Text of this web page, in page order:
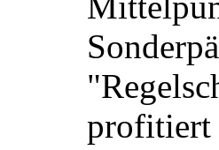
profitiert